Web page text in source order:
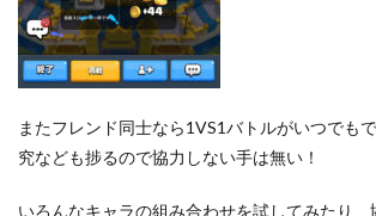
またフレンド同士なら1VS1バトルがいつでも
究なども捗るので協力しない手は無い！
いろんなキャラの組み合わせを試してみたり